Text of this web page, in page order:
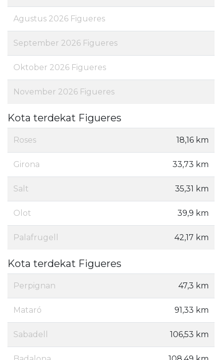
Agustus 2026 Figueres
September 2026 Figueres
Oktober 2026 Figueres
November 2026 Figueres
Kota terdekat Figueres
Roses 18,16 km
Girona 33,73 km
Salt 35,31 km
Olot 39,9 km
Palafrugell 42,17 km
Kota terdekat Figueres
Perpignan 47,3 km
Mataró 91,33 km
Sabadell 106,53 km